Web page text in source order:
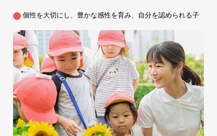
個性を大切にし、豊かな感性を育み、自分を認められる子